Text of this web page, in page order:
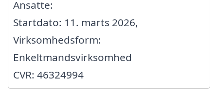
Ansatte:
Startdato: 11. marts 2026,
Virksomhedsform:
Enkeltmandsvirksomhed
CVR: 46324994